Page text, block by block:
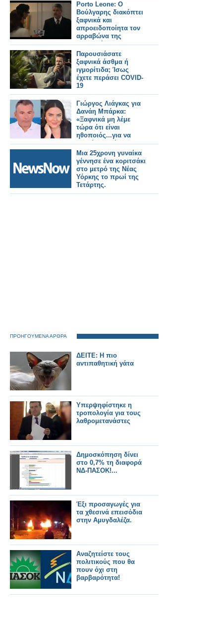
Porto Leone: Ο
Βούλγαρης διακόπτει
ξαφνικά και
απροειδοποίητα τον
αρραβώνα της
Αγγελικής με τον
Γρηγόρη !
Παρουσιάσατε
ξαφνικά άσθμα ή
ιγμορίτιδα; Ίσως
έχετε περάσει COVID-
19
Γιώργος Λιάγκας για
Δανάη Μπάρκα:
«Ξαφνικά μη λέμε
τώρα ότι είναι
ηθοποιός...για να
στηρίξουμε έναν
άνθρωπο
Μια 25χρονη γυναίκα
γέννησε ένα κοριτσάκι
στο μετρό της Νέας
Υόρκης το πρωί της
Τετάρτης.
ΠΡΟΗΓΟΥΜΕΝΑ ΑΡΘΡΑ
ΔΕΙΤΕ: Η πιο
αντιπαθητική γάτα
Υπερψηφίστηκε η
τροπολογία για τους
λαθρομετανάστες
Δημοσκόπηση δίνει
στο 0,7% τη διαφορά
ΝΔ-ΠΑΣΟΚ!...
Έξι προσαγωγές για
τα χθεσινά επεισόδια
στην Αμυγδαλέζα.
Αναζητείστε τους
πολιτικούς που θα
πουν όχι στη
βαρβαρότητα!